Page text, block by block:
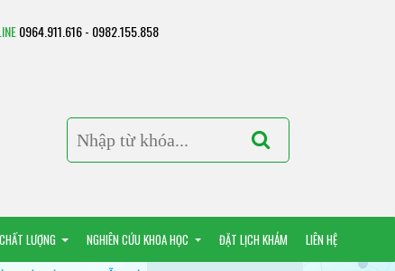
0964.911.616 - 0982.155.858
LƯỢNG NGHIÊN CỨU KHOA HỌC ĐẶT LỊCH KHÁM LIÊN HỆ